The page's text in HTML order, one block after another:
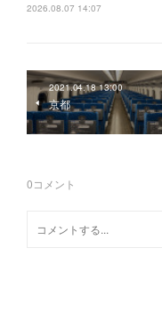
2026.08.07 14:07
2021.04.18 13:00
京都
0コメント